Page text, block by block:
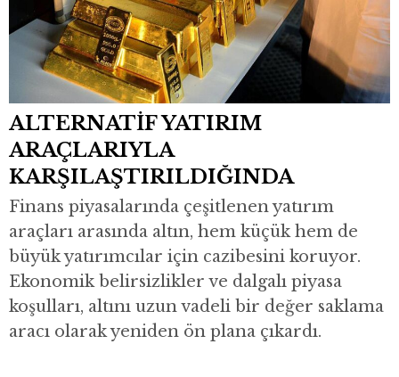
ALTERNATİF YATIRIM
ARAÇLARIYLA
KARŞILAŞTIRILDIĞINDA
Finans piyasalarında çeşitlenen yatırım
araçları arasında altın, hem küçük hem de
büyük yatırımcılar için cazibesini koruyor.
Ekonomik belirsizlikler ve dalgalı piyasa
koşulları, altını uzun vadeli bir değer saklama
aracı olarak yeniden ön plana çıkardı.